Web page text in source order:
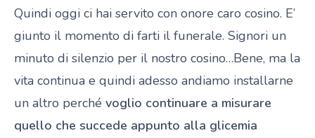
Quindi oggi ci hai servito con onore caro cosino. E’
giunto il momento di farti il funerale. Signori un
minuto di silenzio per il nostro cosino…Bene, ma la
vita continua e quindi adesso andiamo installarne
un altro perché voglio continuare a misurare
quello che succede appunto alla glicemia